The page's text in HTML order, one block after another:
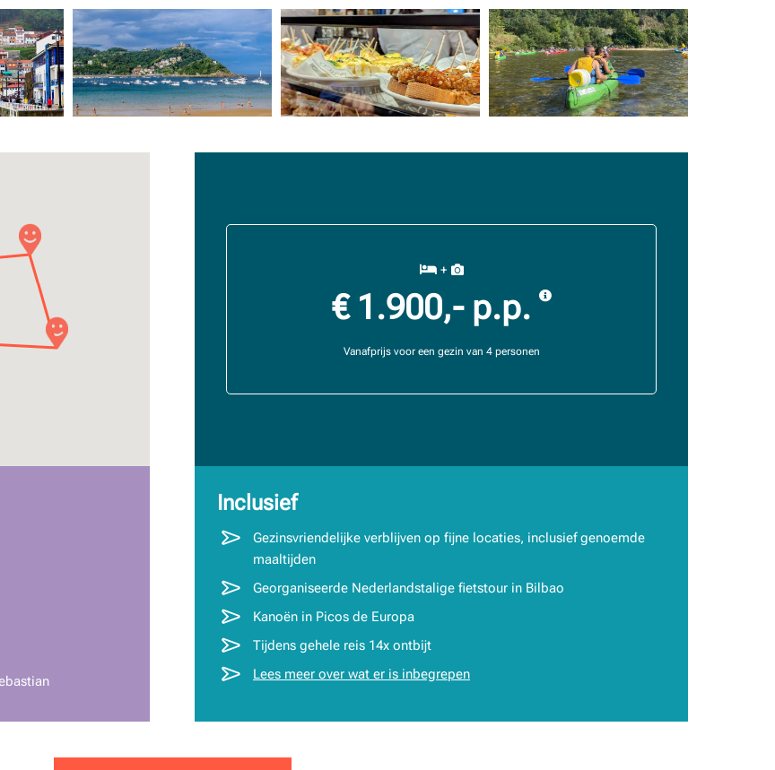
+
€ 1.900,- p.p.
Vanafprijs voor een gezin van 4 personen
Inclusief
Gezinsvriendelijke verblijven op fijne locaties, inclusief genoemde
maaltijden
Georganiseerde Nederlandstalige fietstour in Bilbao
Kanoën in Picos de Europa
Tijdens gehele reis 14x ontbijt
Lees meer over wat er is inbegrepen